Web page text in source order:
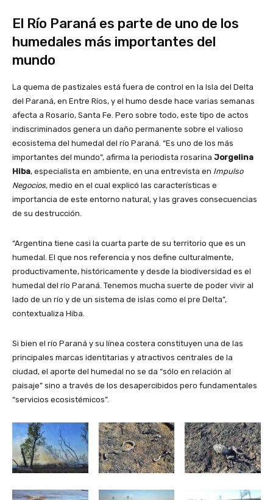
El Río Paraná es parte de uno de los
humedales más importantes del
mundo
La quema de pastizales está fuera de control en la Isla del Delta
del Paraná, en Entre Ríos, y el humo desde hace varias semanas
afecta a Rosario, Santa Fe. Pero sobre todo, este tipo de actos
indiscriminados genera un daño permanente sobre el valioso
ecosistema del humedal del río Paraná. “Es uno de los más
importantes del mundo”, afirma la periodista rosarina Jorgelina
Hiba, especialista en ambiente, en una entrevista en Impulso
Negocios, medio en el cual explicó las características e
importancia de este entorno natural, y las graves consecuencias
de su destrucción.
“Argentina tiene casi la cuarta parte de su territorio que es un
humedal. El que nos referencia y nos define culturalmente,
productivamente, históricamente y desde la biodiversidad es el
humedal del río Paraná. Tenemos mucha suerte de poder vivir al
lado de un río y de un sistema de islas como el pre Delta”,
contextualiza Hiba.
Si bien el río Paraná y su línea costera constituyen una de las
principales marcas identitarias y atractivos centrales de la
ciudad, el aporte del humedal no se da “sólo en relación al
paisaje” sino a través de los desapercibidos pero fundamentales
“servicios ecosistémicos”.